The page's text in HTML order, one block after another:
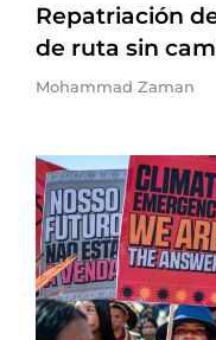
Repatriación
de ruta sin
Mohammad Zaman